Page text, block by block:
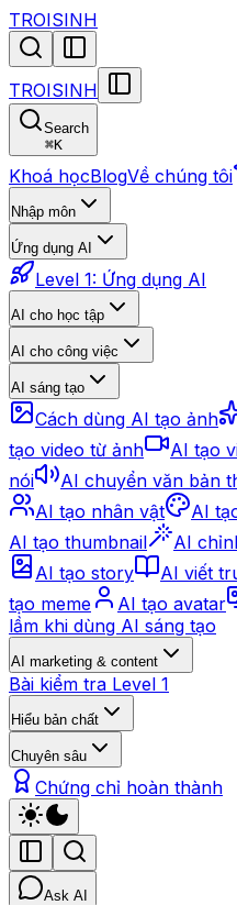
TROISINH
TROISINH
Search
⌘K
Khoá họcBlogVề chúng tôi
Nhập môn
Ứng dụng AI
Level 1: Ứng dụng AI
AI cho học tập
AI cho công việc
AI sáng tạo
Cách dùng AI tạo ảnh
tạo video từ ảnh
AI tạo
nói
AI chuyển văn bản
AI tạo nhân vật
AI
AI tạo thumbnail
AI
AI tạo story
AI viết
tạo meme
AI tạo avatar
lầm khi dùng AI sáng tạo
AI marketing & content
Bài kiểm tra Level 1
Hiểu bản chất
Chuyên sâu
Chứng chỉ hoàn thành
Ask AI